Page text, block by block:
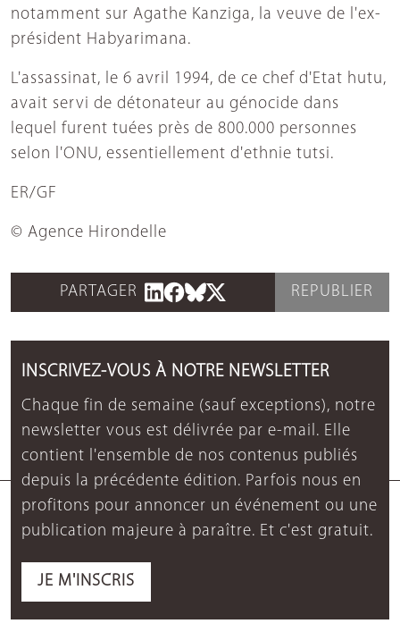
notamment sur Agathe Kanziga, la veuve de l'ex-
président Habyarimana.
L'assassinat, le 6 avril 1994, de ce chef d'Etat hutu,
avait servi de détonateur au génocide dans
lequel furent tuées près de 800.000 personnes
selon l'ONU, essentiellement d'ethnie tutsi.
ER/GF
© Agence Hirondelle
PARTAGER REPUBLIER
INSCRIVEZ-VOUS À NOTRE NEWSLETTER
Chaque fin de semaine (sauf exceptions), notre
newsletter vous est délivrée par e-mail. Elle
contient l'ensemble de nos contenus publiés
depuis la précédente édition. Parfois nous en
profitons pour annoncer un événement ou une
publication majeure à paraître. Et c'est gratuit.
JE M'INSCRIS